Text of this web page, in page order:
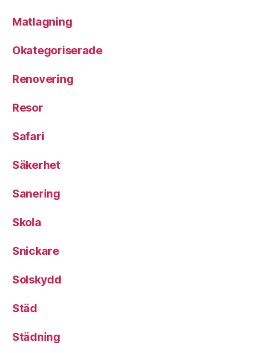
Matlagning
Okategoriserade
Renovering
Resor
Safari
Säkerhet
Sanering
Skola
Snickare
Solskydd
Städ
Städning